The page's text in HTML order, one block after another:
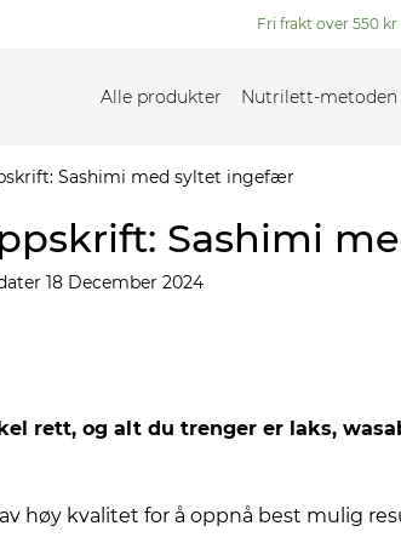
Fri frakt over 550
Alle produkter Nutrilett-metoden
Sashimi med syltet ingefær
Sashimi
18 December 2024
rett, og alt du trenger er laks,
høy kvalitet for å oppnå best mulig